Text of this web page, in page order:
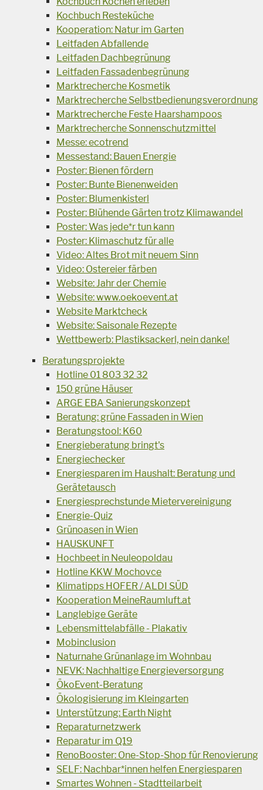
Kochbuch Resteküche
Kooperation: Natur im Garten
Leitfaden Abfallende
Leitfaden Dachbegrünung
Leitfaden Fassadenbegrünung
Marktrecherche Kosmetik
Marktrecherche Selbstbedienungsverordnung
Marktrecherche Feste Haarshampoos
Marktrecherche Sonnenschutzmittel
Messe: ecotrend
Messestand: Bauen Energie
Poster: Bienen fördern
Poster: Bunte Bienenweiden
Poster: Blumenkisterl
Poster: Blühende Gärten trotz Klimawandel
Poster: Was jede*r tun kann
Poster: Klimaschutz für alle
Video: Altes Brot mit neuem Sinn
Video: Ostereier färben
Website: Jahr der Chemie
Website: www.oekoevent.at
Website Marktcheck
Website: Saisonale Rezepte
Wettbewerb: Plastiksackerl, nein danke!
Beratungsprojekte
Hotline 01 803 32 32
150 grüne Häuser
ARGE EBA Sanierungskonzept
Beratung: grüne Fassaden in Wien
Beratungstool: K60
Energieberatung bringt's
Energiechecker
Energiesparen im Haushalt: Beratung und
Gerätetausch
Energiesprechstunde Mietervereinigung
Energie-Quiz
Grünoasen in Wien
HAUSKUNFT
Hochbeet in Neuleopoldau
Hotline KKW Mochovce
Klimatipps HOFER / ALDI SÜD
Kooperation MeineRaumluft.at
Langlebige Geräte
Lebensmittelabfälle - Plakativ
Mobinclusion
Naturnahe Grünanlage im Wohnbau
NEVK: Nachhaltige Energieversorgung
ÖkoEvent-Beratung
Ökologisierung im Kleingarten
Unterstützung: Earth Night
Reparaturnetzwerk
Reparatur im Q19
RenoBooster: One-Stop-Shop für Renovierung
SELF: Nachbar*innen helfen Energiesparen
Smartes Wohnen - Stadtteilarbeit